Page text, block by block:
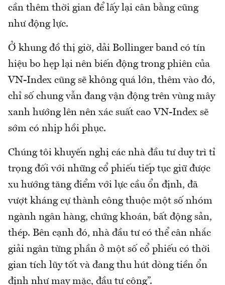
cần thêm thời gian để lấy lại cân bằng cũng
như động lực.
Ở khung đồ thị giờ, dải Bollinger band có tín
hiệu bo hẹp lại nên biến động trong phiên của
VN-Index cũng sẽ không quá lớn, thêm vào đó,
chỉ số chung vẫn đang vận động trên vùng mây
xanh hướng lên nên xác suất cao VN-Index sẽ
sớm có nhịp hồi phục.
Chúng tôi khuyến nghị các nhà đầu tư duy trì tỉ
trọng đối với những cổ phiếu tiếp tục giữ được
xu hướng tăng điểm với lực cầu ổn định, đã
vượt kháng cự thành công thuộc một số nhóm
ngành ngân hàng, chứng khoán, bất động sản,
thép. Bên cạnh đó, nhà đầu tư có thể cân nhắc
giải ngân từng phần ở một số cổ phiếu có thời
gian tích lũy tốt và đang thu hút dòng tiền ổn
định như may mặc, đầu tư công”.